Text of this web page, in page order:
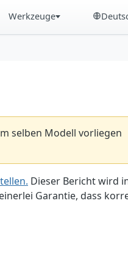
Werkzeuge
selben Modell vorliegen
Dieser Bericht wird
Garantie, dass